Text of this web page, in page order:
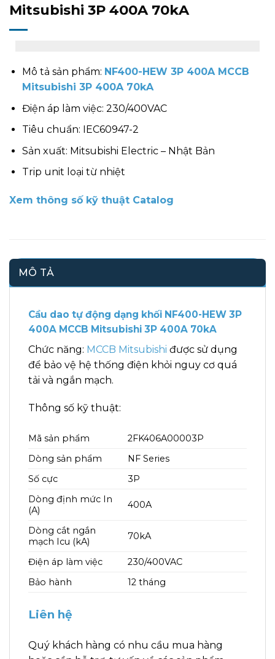
Mitsubishi 3P 400A 70kA
Mô tả sản phẩm: NF400-HEW 3P 400A MCCB
Mitsubishi 3P 400A 70kA
Điện áp làm việc: 230/400VAC
Tiêu chuẩn: IEC60947-2
Sản xuất: Mitsubishi Electric – Nhật Bản
Trip unit loại từ nhiệt
Xem thông số kỹ thuật Catalog
MÔ TẢ
Cầu dao tự động dạng khối NF400-HEW 3P
400A MCCB Mitsubishi 3P 400A 70kA
Chức năng: MCCB Mitsubishi được sử dụng
để bảo vệ hệ thống điện khỏi nguy cơ quá
tải và ngắn mạch.
Thông số kỹ thuật:
Mã sản phẩm
2FK406A00003P
Dòng sản phẩm
NF Series
Số cực
3P
Dòng định mức In
(A)
400A
Dòng cắt ngắn
mạch Icu (kA)
70kA
Điện áp làm việc
230/400VAC
Bảo hành
12 tháng
Liên hệ
Quý khách hàng có nhu cầu mua hàng